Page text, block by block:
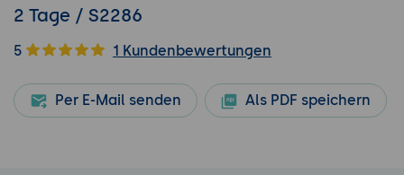
2 Tage / S2286
5 1 Kundenbewertungen
Per E-Mail senden Als PDF speichern